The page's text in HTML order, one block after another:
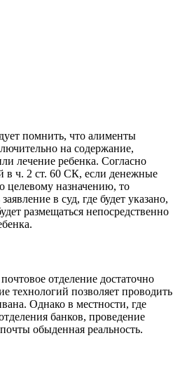
помнить, что алименты
на содержание,
лечение ребенка. Согласно
в ч. 2 ст. 60 СК, если денежные
целевому назначению, то
в суд, где будет указано,
размещаться непосредственно
отделение достаточно
технологий позволяет проводить
Однако в местности, где
банков, проведение
обыденная реальность.